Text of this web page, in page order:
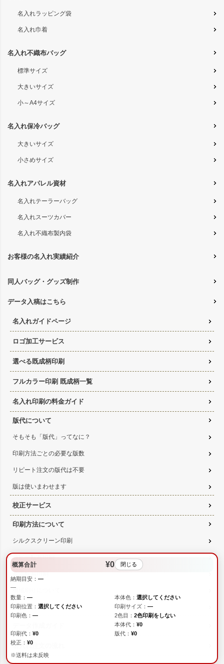
概算合計 ¥0 閉じる
納期目安： —
—
数量： — 本体色： 選択してください
印刷位置： 選択してください 印刷サイズ： —
印刷色： — 2色目： 2色印刷をしない
本体代： ¥0
印刷代： ¥0 版代： ¥0
校正： ¥0
※送料は未反映
名入れラッピング袋
名入れ巾着
名入れ不織布バッグ
標準サイズ
大きいサイズ
小～A4サイズ
名入れ保冷バッグ
大きいサイズ
小さめサイズ
名入れアパレル資材
名入れテーラーバッグ
名入れスーツカバー
名入れ不織布製内袋
お客様の名入れ実績紹介
同人バッグ・グッズ制作
データ入稿はこちら
名入れガイドページ
ロゴ加工サービス
選べる既成柄印刷
フルカラー印刷 既成柄一覧
名入れ印刷の料金ガイド
版代について
そもそも「版代」ってなに？
印刷方法ごとの必要な版数
リピート注文の版代は不要
版は使いまわせます
校正サービス
印刷方法について
シルクスクリーン印刷
コピー転写印刷
高温転写印刷
機械刷りについて
3種類の印刷方法の比較
名入れ注文の流れ